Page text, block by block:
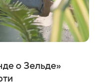
о Зельде»